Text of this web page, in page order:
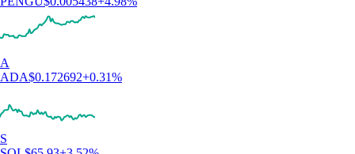
A
ADA$0.172692+0.31%
S